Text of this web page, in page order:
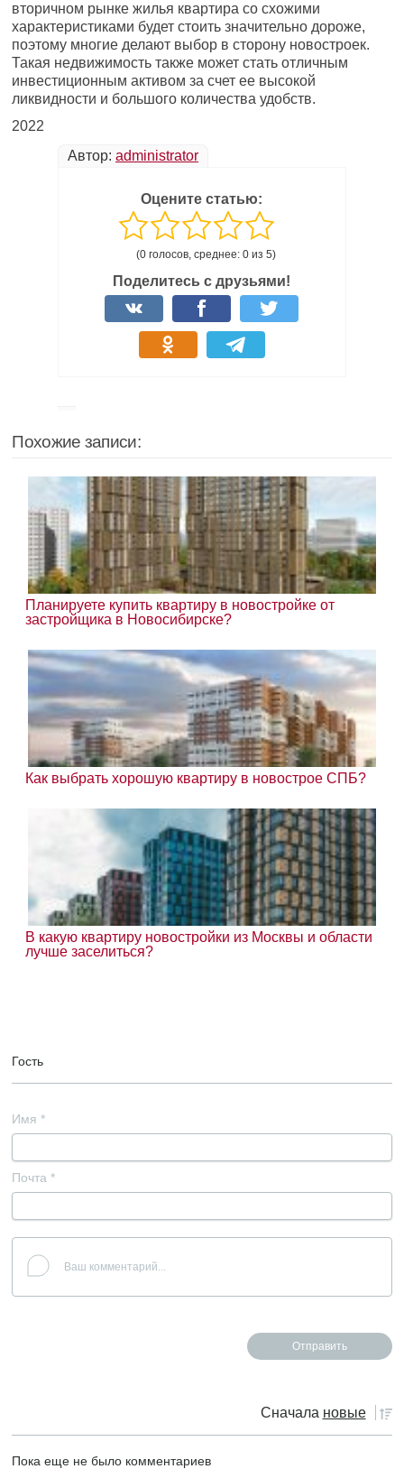
вторичном рынке жилья квартира со схожими
характеристиками будет стоить значительно дороже,
поэтому многие делают выбор в сторону новостроек.
Такая недвижимость также может стать отличным
инвестиционным активом за счет ее высокой
ликвидности и большого количества удобств.
2022
Автор: administrator
Оцените статью:
(0 голосов, среднее: 0 из 5)
Поделитесь с друзьями!
Похожие записи:
Планируете купить квартиру в новостройке от
застройщика в Новосибирске?
Как выбрать хорошую квартиру в новострое СПБ?
В какую квартиру новостройки из Москвы и области
лучше заселиться?
Гость
Имя *
Почта *
Сначала новые
Пока еще не было комментариев